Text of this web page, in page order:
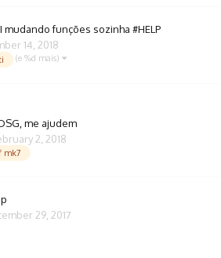
mudando funções sozinha #HELP
14, 2018
(e %d mais)
me ajudem
2, 2018
mk7
29, 2017